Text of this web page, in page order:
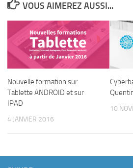
VOUS AIMEREZ AUSSI...
Nouvelle formation sur
Tablette ANDROID et sur
IPAD
4 JANVIER 2016
10